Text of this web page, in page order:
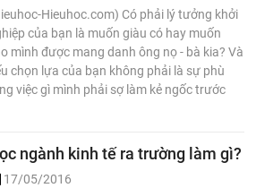
Hieuhoc.com) Có phải lý tưởng khởi
của bạn là muốn giàu có hay muốn
mình được mang danh ông nọ - bà kia? Và
chọn lựa của bạn không phải là sự phù
việc gì mình phải sợ làm kẻ ngốc trước
ngành kinh tế ra trường làm gì?
17/05/2016